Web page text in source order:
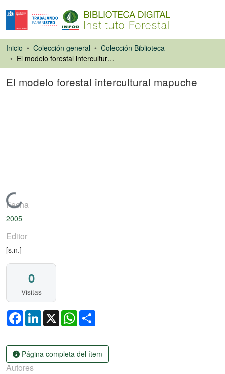
Inicio Colección general
Colección Biblioteca
El modelo forestal intercultural mapuche
El modelo forestal intercultural mapuche
Cargando...
Fecha
2005
Editor
[s.n.]
0
Visitas
FacebookLinkedIn
X WhatsApp
Página completa del ítem
Autores